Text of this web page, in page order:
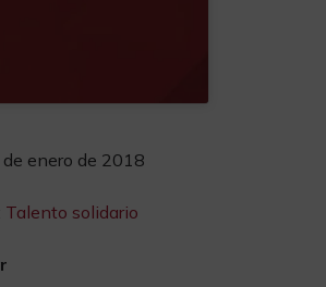
enero de 2018
Talento solidario